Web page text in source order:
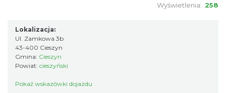
Wyświetlenia: 258
Lokalizacja:
Ul. Zamkowa 3b
43-400 Cieszyn
Gmina: Cieszyn
Powiat: cieszyński
Pokaż wskazówki dojazdu